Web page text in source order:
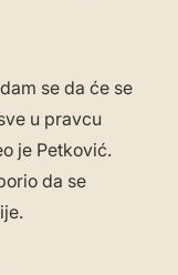
se da će se
u pravcu
je Petković.
da se